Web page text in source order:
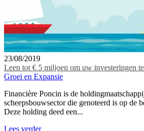
23/08/2019
Leen tot € 5 miljoen om uw investeringen
Groei en Expansie
Financière Poncin is de
scheepsbouwsector die genoteerd is op de
Deze holding deed een...
Lees verder